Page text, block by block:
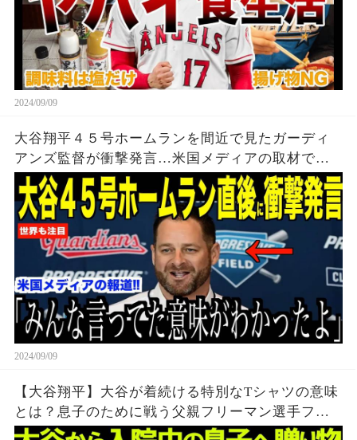
2024/09/09
大谷翔平４５号ホームランを間近で見たガーディ
アンズ監督が衝撃発言…米国メディアの取材で明
らかとなったロバーツ監督の「５０-５０」記録に
ついてが話題【海外の反応 MLBメジャー 野球】
2024/09/09
【大谷翔平】大谷が着続ける特別なTシャツの意味
とは？息子のために戦う父親フリーマン選手フリ
ーマン選手の涙の理由とドジャースの仲間たちの